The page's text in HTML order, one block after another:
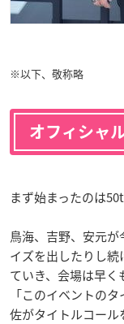
※以下、敬称略
オフィシャ
まず始まったのは
鳥海、吉野、安元が
イズを出したりし
ていき、会場は早
「このイベントの
佐がタイトルコール